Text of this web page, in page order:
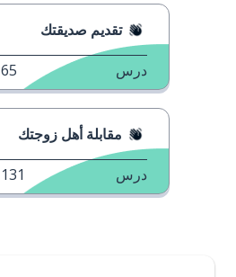
تقديم صديقتك
درس 65
مقابلة أهل زوجتك
درس 131